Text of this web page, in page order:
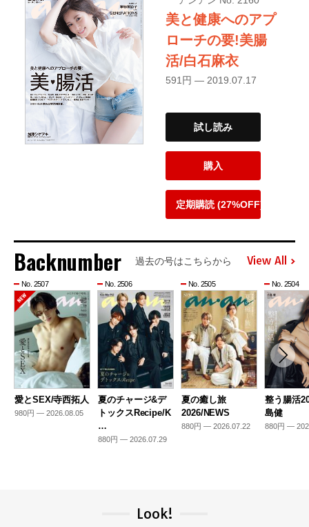
美と健康へのアプ
ローチの要!美腸
活/白石麻衣
591円 — 2019.07.17
試し読み
購入
定期購読 (27%OFF)
Backnumber 過去の号はこちらから View All
No. 2507
愛とSEX/寺西拓人
980円 — 2026.08.05
No. 2506
夏のチャージ&デ
トックスRecipe/K
…
880円 — 2026.07.29
No. 2505
夏の癒し旅
2026/NEWS
880円 — 2026.07.22
No. 2504
整う腸活
島健
880円 —
Look!